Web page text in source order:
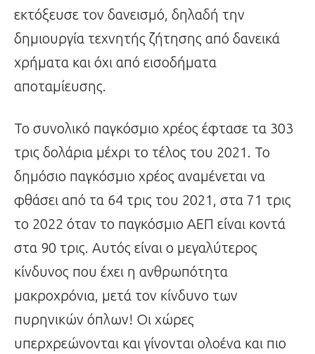
εκτόξευσε τον δανεισμό, δηλαδή την
δημιουργία τεχνητής ζήτησης από δανεικά
χρήματα και όχι από εισοδήματα
αποταμίευσης.
Το συνολικό παγκόσμιο χρέος έφτασε τα 303
τρις δολάρια μέχρι το τέλος του 2021. Το
δημόσιο παγκόσμιο χρέος αναμένεται να
φθάσει από τα 64 τρις του 2021, στα 71 τρις
το 2022 όταν το παγκόσμιο ΑΕΠ είναι κοντά
στα 90 τρις. Αυτός είναι ο μεγαλύτερος
κίνδυνος που έχει η ανθρωπότητα
μακροχρόνια, μετά τον κίνδυνο των
πυρηνικών όπλων! Οι χώρες
υπερχρεώνονται και γίνονται ολοένα και πιο